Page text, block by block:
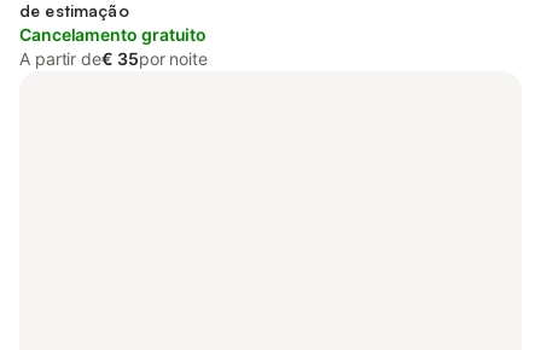
de estimação
Cancelamento gratuito
A partir de€ 35por noite